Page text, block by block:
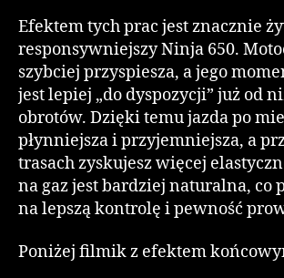
Efektem tych prac jest znacznie
responsywniejszy Ninja 650.
szybciej przyspiesza, a jego
jest lepiej „do dyspozycji” już od
obrotów. Dzięki temu jazda po
płynniejsza i przyjemniejsza, a
trasach zyskujesz więcej
na gaz jest bardziej naturalna, co
na lepszą kontrolę i pewność
Poniżej filmik z efektem